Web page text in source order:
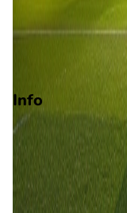
Play-offs degradatie
Info
Op 16 augustus
De wedstrijd wordt
Norway 2.
Stadion: Hoeddvoll
Scheidsrechter: Onbekend